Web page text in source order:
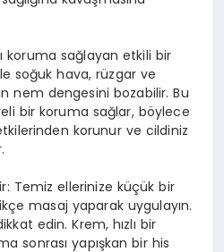
koruma sağlayan etkili bir
soğuk hava, rüzgar ve
nem dengesini bozabilir. Bu
bir koruma sağlar, böylece
korunur ve cildiniz
Temiz ellerinize küçük bir
masaj yaparak uygulayın.
edin. Krem, hızlı bir
sonrası yapışkan bir his